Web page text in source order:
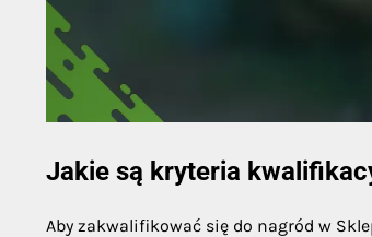
Jakie są kryteria
Aby zakwalifikować się do nagród w